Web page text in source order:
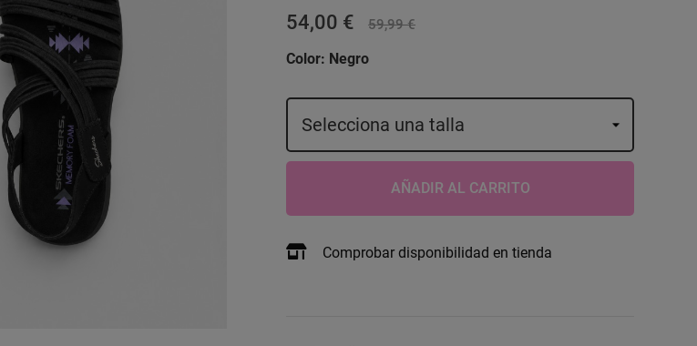
54,00 € 59,99 €
Color: Negro
AÑADIR AL CARRITO
Comprobar disponibilidad en tienda